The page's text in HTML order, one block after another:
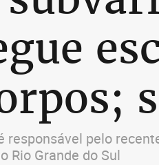
responsável pelo
Rio Grande do Sul